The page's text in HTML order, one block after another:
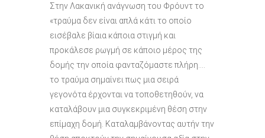
Στην Λακανική ανάγνωση του Φρόυντ το
«τραύμα δεν είναι απλά κάτι το οποίο
εισέβαλε βίαια κάποια στιγμή και
προκάλεσε ρωγμή σε κάποιο μέρος της
δομής την οποία φανταζόμαστε πλήρη….
το τραύμα σημαίνει πως μια σειρά
γεγονότα έρχονται να τοποθετηθούν, να
καταλάβουν μια συγκεκριμένη θέση στην
επίμαχη δομή. Καταλαμβάνοντας αυτήν την